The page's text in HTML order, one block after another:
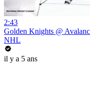
2:43
Golden Knights @
NHL
il y a 5 ans